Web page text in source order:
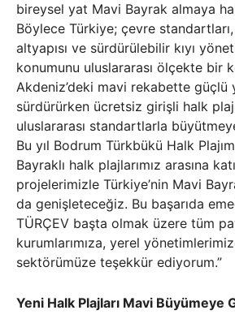
bireysel yat Mavi Bayrak almaya
Böylece Türkiye; çevre
altyapısı ve sürdürülebilir kıyı
konumunu uluslararası ölçekte bir
Akdeniz’deki mavi rekabette güçlü
sürdürürken ücretsiz girişli halk
uluslararası standartlarla
Bu yıl Bodrum Türkbükü Halk
Bayraklı halk plajlarımız arasına
projelerimizle Türkiye’nin Mavi
da genişleteceğiz. Bu başarıda
TÜRÇEV başta olmak üzere tüm
kurumlarımıza, yerel
sektörümüze teşekkür ediyorum.”
Yeni Halk Plajları Mavi Büyümeye